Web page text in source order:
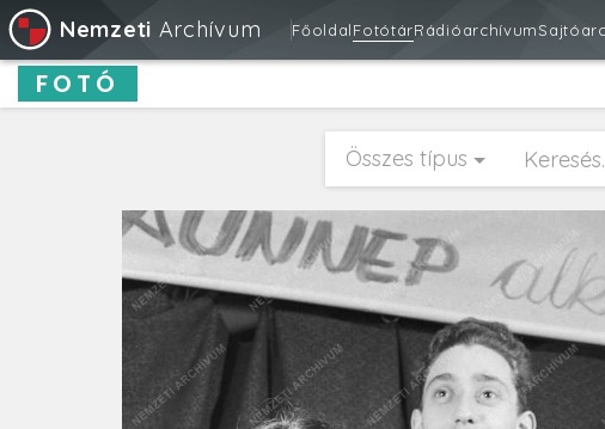
Nemzeti Archívum FőoldalFotótárRádióarchívum
FOTÓ
Összes típus